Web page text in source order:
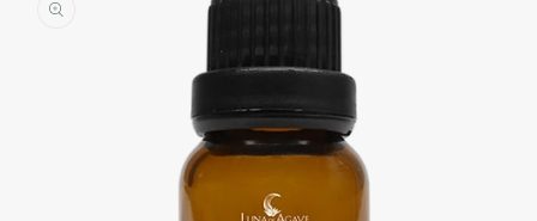
información